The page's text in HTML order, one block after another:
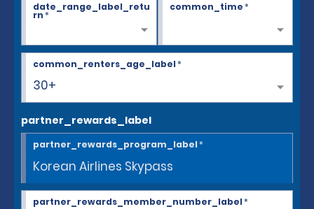
date_range_label_retu
rn*
common_time*
30+
common_renters_age_label*
partner_rewards_label
partner_rewards_program_label*
partner_rewards_member_number_label*